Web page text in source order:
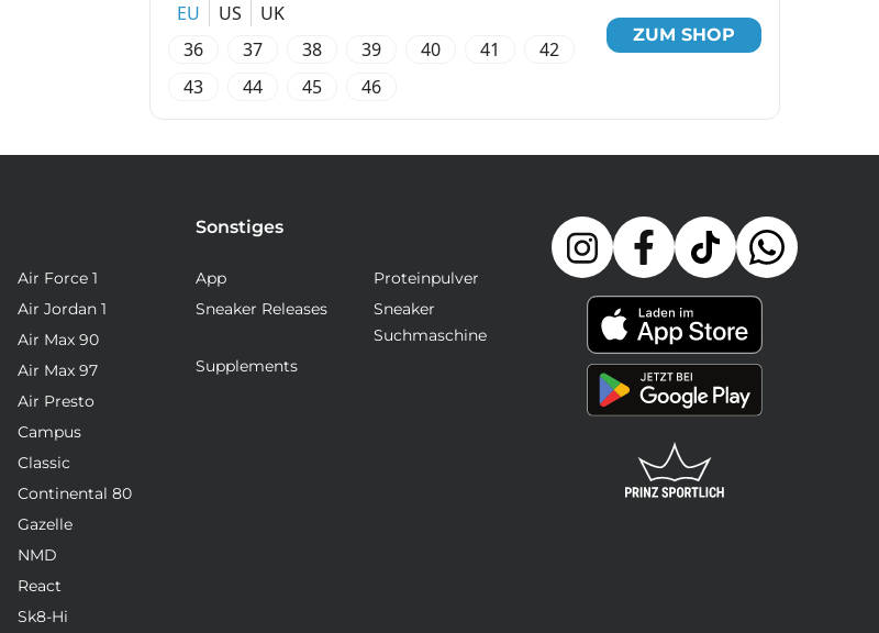
EU US
UK
36
37 38 39 40 41
42
43
44 45 46
ZUM SHOP
Air Force 1
Air Jordan 1
Air Max 90
Air Max 97
Air Presto
Campus
Classic
Continental 80
Gazelle
NMD
React
Sk8-Hi
Sonstiges
App
Proteinpulver
Sneaker Releases
Sneaker
Suchmaschine
Supplements